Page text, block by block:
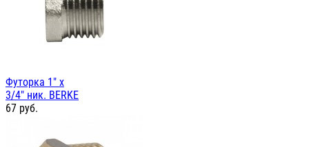
Футорка 1" х
3/4" ник. BERKE
67 руб.